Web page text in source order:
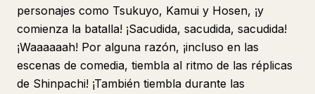
personajes como Tsukuyo, Kamui y Hosen, ¡y
comienza la batalla! ¡Sacudida, sacudida, sacudida!
¡Waaaaaah! Por alguna razón, ¡incluso en las
escenas de comedia, tiembla al ritmo de las réplicas
de Shinpachi! ¡También tiembla durante las